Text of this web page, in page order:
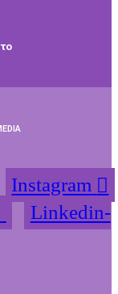
Instagram
Linkedin-